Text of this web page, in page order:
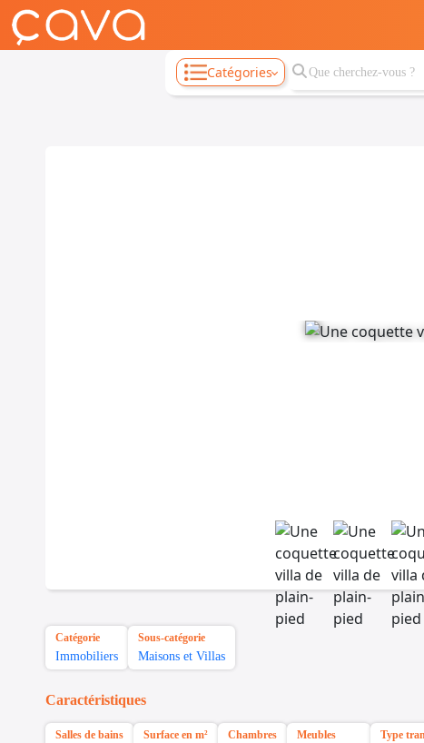
Catégories
Catégorie
Immobiliers
Sous-catégorie
Maisons et Villas
Caractéristiques
Salles de bains Surface en m² Chambres Meubles Type